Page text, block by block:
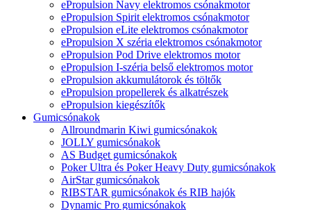
ePropulsion Navy elektromos csónakmotor
ePropulsion Spirit elektromos csónakmotor
ePropulsion eLite elektromos csónakmotor
ePropulsion X széria elektromos csónakmotor
ePropulsion Pod Drive elektromos motor
ePropulsion I-széria belső elektromos motor
ePropulsion akkumulátorok és töltők
ePropulsion propellerek és alkatrészek
ePropulsion kiegészítők
Gumicsónakok
Allroundmarin Kiwi gumicsónakok
JOLLY gumicsónakok
AS Budget gumicsónakok
Poker Ultra és Poker Heavy Duty gumicsónakok
AirStar gumicsónakok
RIBSTAR gumicsónakok és RIB hajók
Dynamic Pro gumicsónakok